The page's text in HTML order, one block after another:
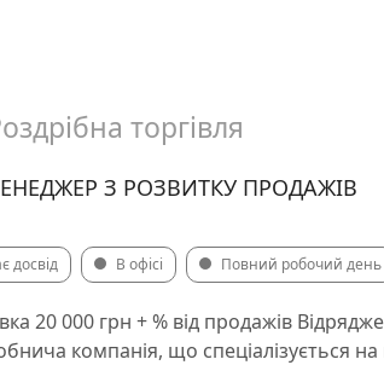
торгівля
З РОЗВИТКУ ПРОДАЖІВ
досвід В офісі Повний робочий день
20 000 грн + % від продажів
компанія, що спеціалізується